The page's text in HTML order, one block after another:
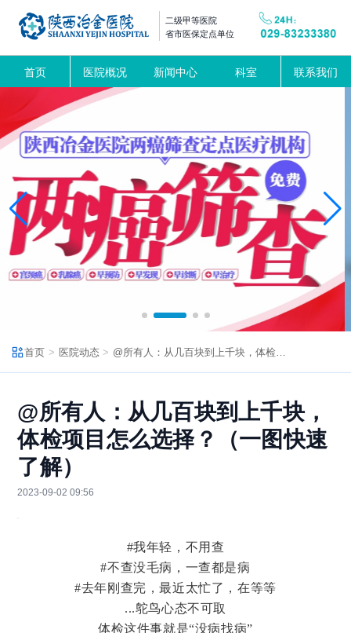
二级甲等医院
省市医保定点单位
首页 医院概况 新闻中心 科室 联系我们
首页 医院动态
@所有人：从几百块到上千块，
体检项目怎么选择？（一图快速
了解）
2023-09-02 09:56
#我年轻，不用查
#不查没毛病，一查都是病
#去年刚查完，最近太忙了，在等等
...鸵鸟心态不可取
体检这件事就是“没病找病”